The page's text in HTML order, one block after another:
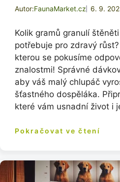
Autor:FaunaMarket.cz 6. 9.
Kolik gramů granulí
potřebuje pro zdravý
kterou se pokusíme
znalostmi! Správné
aby váš malý chlupáč
šťastného dospěláka.
které vám usnadní život i
Pokračovat ve čtení